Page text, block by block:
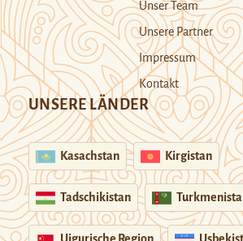
Unser Team
Unsere Partner
Impressum
Kontakt
UNSERE LÄNDER
Kasachstan Kirgistan
Tadschikistan